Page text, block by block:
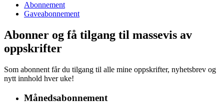
Abonnement
Gaveabonnement
Abonner og få tilgang til massevis av
oppskrifter
Som abonnent får du tilgang til alle mine oppskrifter, nyhetsbrev og
nytt innhold hver uke!
Månedsabonnement